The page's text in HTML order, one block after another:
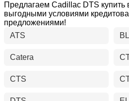
Предлагаем Cadillac DTS купить
выгодными условиями
предложениями!
ATS
Catera
CTS